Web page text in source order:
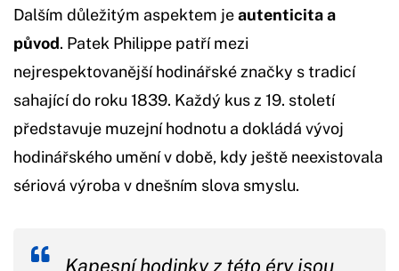
Dalším důležitým aspektem jeautenticita a
původ. Patek Philippe patří mezi
nejrespektovanější hodinářské značky s tradicí
sahající do roku 1839. Každý kus z 19. století
představuje muzejní hodnotu a dokládá vývoj
hodinářského umění v době, kdy ještě neexistovala
sériová výroba v dnešním slova smyslu.
Kapesní hodinky z této éry jsou